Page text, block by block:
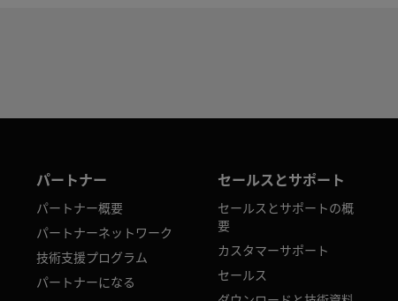
パートナー
パートナー概要
パートナーネットワーク
技術支援プログラム
パートナーになる
セールスとサポート
セールスとサポートの概
要
カスタマーサポート
セールス